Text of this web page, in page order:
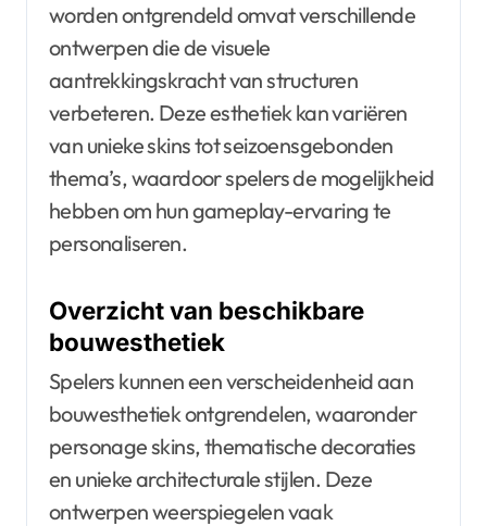
worden ontgrendeld omvat verschillende
ontwerpen die de visuele
aantrekkingskracht van structuren
verbeteren. Deze esthetiek kan variëren
van unieke skins tot seizoensgebonden
thema’s, waardoor spelers de mogelijkheid
hebben om hun gameplay-ervaring te
personaliseren.
Overzicht van beschikbare
bouwesthetiek
Spelers kunnen een verscheidenheid aan
bouwesthetiek ontgrendelen, waaronder
personage skins, thematische decoraties
en unieke architecturale stijlen. Deze
ontwerpen weerspiegelen vaak